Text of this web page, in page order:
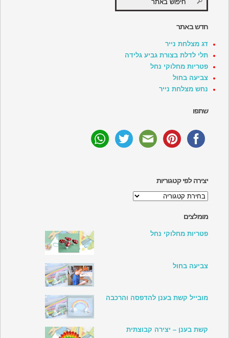
חדש באתר
דג מצלחת נייר
תלי לדלת בצורת גביע גלידה
פטריות מחלוקי נחל
צביעה בחול
נחש מצלחת נייר
שתפו
יצירה לפי קטגוריות
יצירה
קטגוריות
מומלצים
פטריות מחלוקי נחל
צביעה בחול
מובייל קשת בענן להדפסה והרכבה
קשת בענן – יצירה קבוצתית